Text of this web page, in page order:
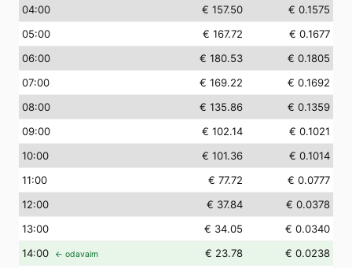
04:00 € 157.50
€ 0.1575
05:00 € 167.72
€ 0.1677
06:00 € 180.53
€ 0.1805
07:00 € 169.22
€ 0.1692
08:00 € 135.86
€ 0.1359
09:00 € 102.14
€ 0.1021
10:00 € 101.36
€ 0.1014
11:00 € 77.72
€ 0.0777
12:00 € 37.84
€ 0.0378
13:00 € 34.05
€ 0.0340
14:00 ← odavaim € 23.78
€ 0.0238